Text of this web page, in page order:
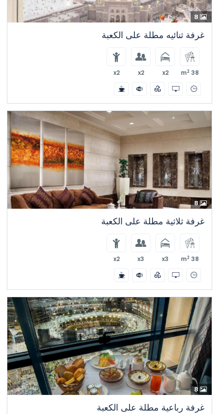
غرفة ثنائيه مطلة على الكعبة
38 m
2
x2
x2
x2
8
غرفة ثلاثية مطلة على الكعبة
38 m
2
x3
x3
x2
8
غرفة رباعية مطلة على الكعبة